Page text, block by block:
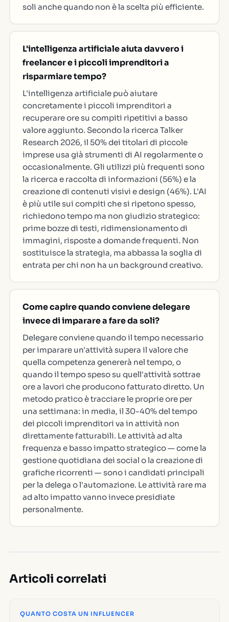
soli anche quando non è la scelta più efficiente.
L'intelligenza artificiale aiuta davvero i
freelancer e i piccoli imprenditori a
risparmiare tempo?
L'intelligenza artificiale può aiutare
concretamente i piccoli imprenditori a
recuperare ore su compiti ripetitivi a basso
valore aggiunto. Secondo la ricerca Talker
Research 2026, il 50% dei titolari di piccole
imprese usa già strumenti di AI regolarmente o
occasionalmente. Gli utilizzi più frequenti sono
la ricerca e raccolta di informazioni (56%) e la
creazione di contenuti visivi e design (46%). L'AI
è più utile sui compiti che si ripetono spesso,
richiedono tempo ma non giudizio strategico:
prime bozze di testi, ridimensionamento di
immagini, risposte a domande frequenti. Non
sostituisce la strategia, ma abbassa la soglia di
entrata per chi non ha un background creativo.
Come capire quando conviene delegare
invece di imparare a fare da soli?
Delegare conviene quando il tempo necessario
per imparare un'attività supera il valore che
quella competenza genererà nel tempo, o
quando il tempo speso su quell'attività sottrae
ore a lavori che producono fatturato diretto. Un
metodo pratico è tracciare le proprie ore per
una settimana: in media, il 30-40% del tempo
dei piccoli imprenditori va in attività non
direttamente fatturabili. Le attività ad alta
frequenza e basso impatto strategico — come la
gestione quotidiana dei social o la creazione di
grafiche ricorrenti — sono i candidati principali
per la delega o l'automazione. Le attività rare ma
ad alto impatto vanno invece presidiate
personalmente.
Articoli correlati
QUANTO COSTA UN INFLUENCER